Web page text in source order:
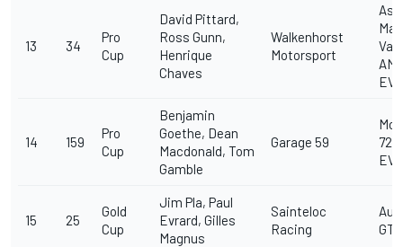
13 34
Pro
Cup
David Pittard,
Ross Gunn,
Henrique
Chaves
Walkenhorst
Motorsport
EVO
14 159
Pro
Cup
Benjamin
Goethe, Dean
Macdonald, Tom
Gamble
Garage 59
EVO
15 25
Gold
Cup
Jim Pla, Paul
Evrard, Gilles
Magnus
Sainteloc
Racing